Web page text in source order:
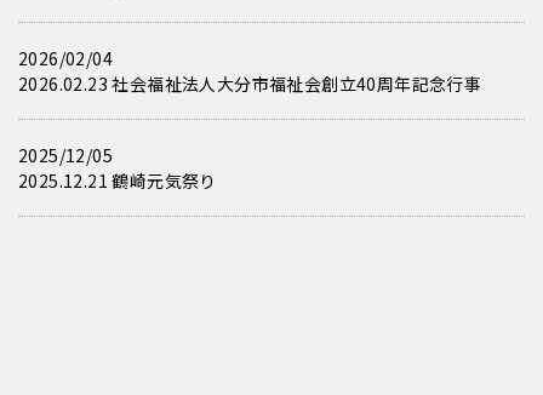
2026/02/04
2026.02.23 社会福祉法人大分市福祉会創立40周年記念行事
2025/12/05
2025.12.21 鶴崎元気祭り